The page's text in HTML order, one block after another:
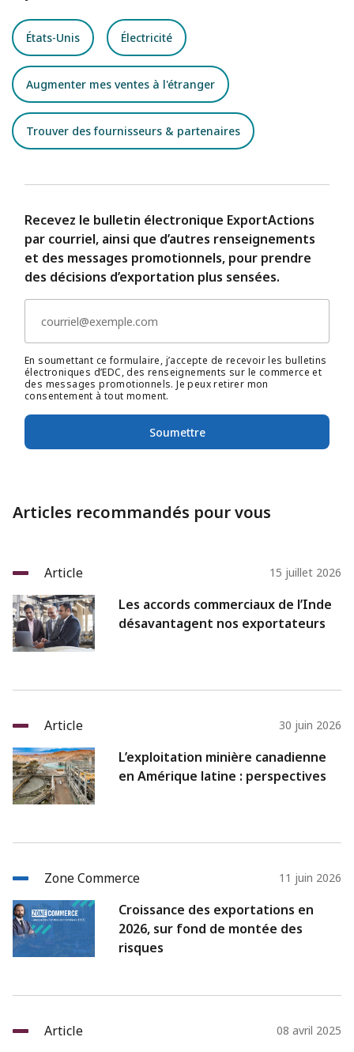
États-Unis Électricité
Augmenter mes ventes à l'étranger
Trouver des fournisseurs & partenaires
Recevez le bulletin électronique ExportActions
par courriel, ainsi que d’autres renseignements
et des messages promotionnels, pour prendre
des décisions d’exportation plus sensées.
En soumettant ce formulaire, j’accepte de recevoir les bulletins
électroniques d’EDC, des renseignements sur le commerce et
des messages promotionnels. Je peux retirer mon
consentement à tout moment.
Soumettre
Articles recommandés pour vous
Article 15 juillet 2026
Les accords commerciaux de l’Inde
désavantagent nos exportateurs
Article 30 juin 2026
L’exploitation minière canadienne
en Amérique latine : perspectives
Zone Commerce 11 juin 2026
Croissance des exportations en
2026, sur fond de montée des
risques
Article 08 avril 2025